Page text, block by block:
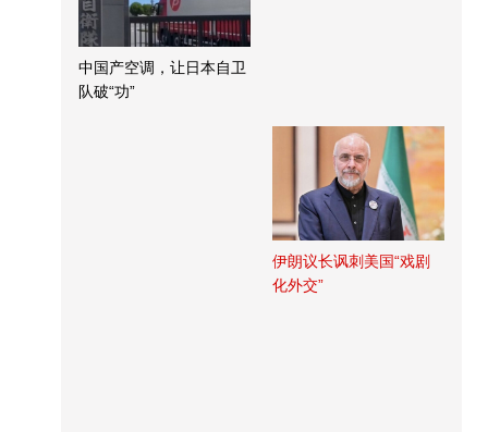
中国产空调，让日本自卫
队破“功”
伊朗议长讽刺美国“戏剧
化外交”